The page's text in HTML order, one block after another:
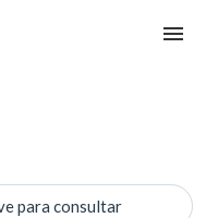
para consultar